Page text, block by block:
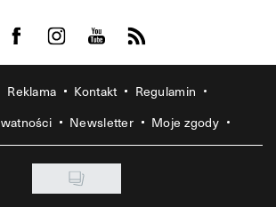
Visit us on Facebook
Visit us on Instagram
Visit us on Youtube
Visit us on Rss
Reklama Kontakt
Regulamin
Newsletter Moje zgody